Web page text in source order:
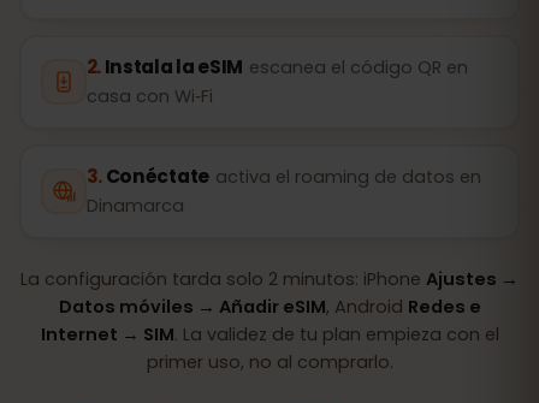
Instala la eSIM escanea el código QR en
casa con Wi‑Fi
Conéctate activa el roaming de datos en
Dinamarca
La configuración tarda solo 2 minutos: iPhone Ajustes →
Datos móviles → Añadir eSIM, Android Redes e
Internet → SIM. La validez de tu plan empieza con el
primer uso, no al comprarlo.